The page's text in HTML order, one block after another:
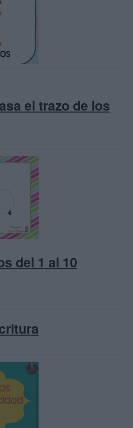
el trazo de los
del 1 al 10